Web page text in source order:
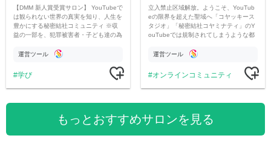
【DMM 新人賞受賞サロン】 YouTubeで
は観られない世界の真実を知り、人生を
豊かにする秘密結社コミュニティ ※収
益の一部を、犯罪被害者・子ども達の為
す運営ツール
学び
立入禁止区域解放。ようこそ、YouTub
eの限界を超えた聖域へ「コヤッキース
タジオ」「秘密結社コヤミナティ」のY
ouTubeでは規制されてしまうような都
公開。
運営ツール
オンラインコミュニティ
もっとおすすめサロンを見る